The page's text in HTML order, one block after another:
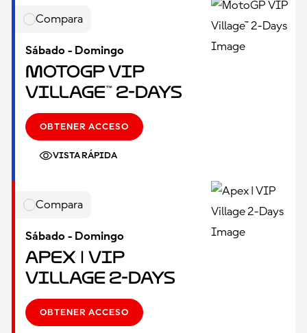
Compara
Sábado - Domingo
MotoGP VIP
Village™ 2-Days
OBTENER ACCESO
VISTA RÁPIDA
Compara
Sábado - Domingo
Apex | VIP
Village 2-Days
OBTENER ACCESO